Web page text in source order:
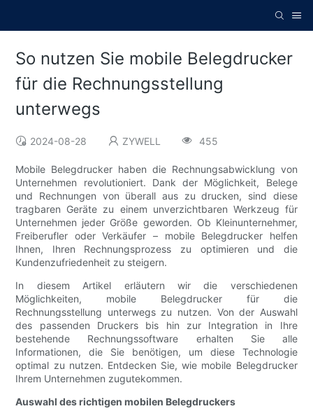
So nutzen Sie mobile Belegdrucker
für die Rechnungsstellung
unterwegs
2024-08-28 ZYWELL 455
Mobile Belegdrucker haben die Rechnungsabwicklung von
Unternehmen revolutioniert. Dank der Möglichkeit, Belege
und Rechnungen von überall aus zu drucken, sind diese
tragbaren Geräte zu einem unverzichtbaren Werkzeug für
Unternehmen jeder Größe geworden. Ob Kleinunternehmer,
Freiberufler oder Verkäufer – mobile Belegdrucker helfen
Ihnen, Ihren Rechnungsprozess zu optimieren und die
Kundenzufriedenheit zu steigern.
In diesem Artikel erläutern wir die verschiedenen
Möglichkeiten, mobile Belegdrucker für die
Rechnungsstellung unterwegs zu nutzen. Von der Auswahl
des passenden Druckers bis hin zur Integration in Ihre
bestehende Rechnungssoftware erhalten Sie alle
Informationen, die Sie benötigen, um diese Technologie
optimal zu nutzen. Entdecken Sie, wie mobile Belegdrucker
Ihrem Unternehmen zugutekommen.
Auswahl des richtigen mobilen Belegdruckers